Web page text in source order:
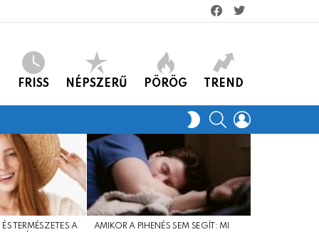
facebooktwitter
FRISS NÉPSZERŰ PÖRÖG TREND
SWITCH
SKIN
KERES
TERMÉSZETES A
AMIKOR A PIHENÉS SEM SEGÍT: MI